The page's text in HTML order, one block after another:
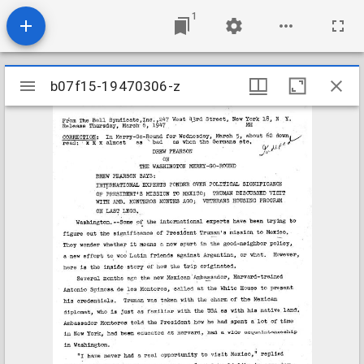
1
Mirador
viewer
b07f15-19470306-z
b07f15-19470306-z